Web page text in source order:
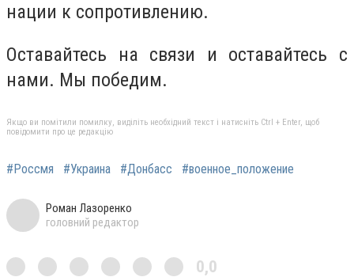
нации к сопротивлению.
Оставайтесь на связи и оставайтесь с
нами. Мы победим.
Якщо ви помітили помилку, виділіть необхідний текст і натисніть Ctrl + Enter, щоб
повідомити про це редакцію
#Россмя #Украина #Донбасс #военное_положение
Роман Лазоренко
головний редактор
0,0